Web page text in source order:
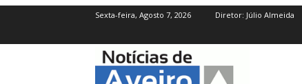
Sexta-feira, Agosto 7, 2026 Diretor: Júlio Almeida